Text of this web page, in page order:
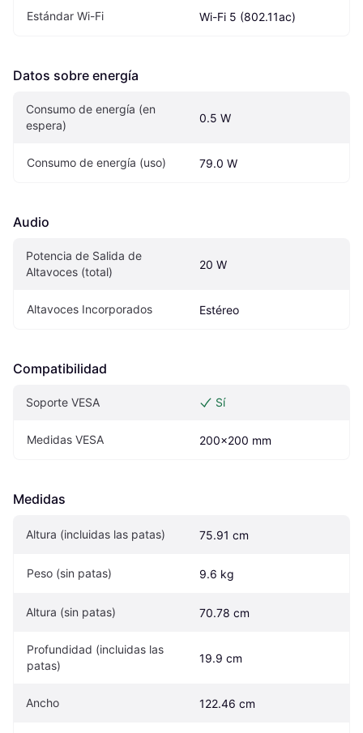
Estándar Wi-Fi Wi-Fi 5 (802.11ac)
Datos sobre energía
Consumo de energía (en
espera)
0.5 W
Consumo de energía (uso) 79.0 W
Audio
Potencia de Salida de
Altavoces (total)
20 W
Altavoces Incorporados Estéreo
Compatibilidad
Soporte VESA Sí
Medidas VESA 200x200 mm
Medidas
Altura (incluidas las patas) 75.91 cm
Peso (sin patas) 9.6 kg
Altura (sin patas) 70.78 cm
Profundidad (incluidas las
patas)
19.9 cm
Ancho 122.46 cm